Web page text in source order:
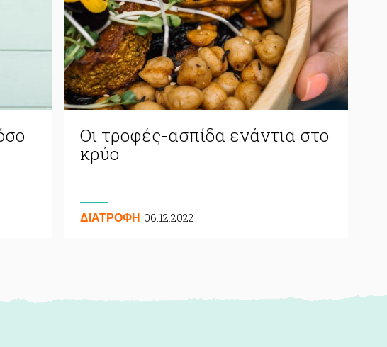
Οι τροφές-ασπίδα ενάντια στο
κρύο
ΔΙΑΤΡΟΦΗ 06.12.2022